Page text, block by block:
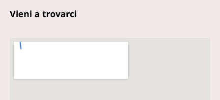
Vieni a trovarci